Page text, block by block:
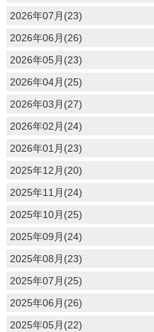
2026年07月(23)
2026年06月(26)
2026年05月(23)
2026年04月(25)
2026年03月(27)
2026年02月(24)
2026年01月(23)
2025年12月(20)
2025年11月(24)
2025年10月(25)
2025年09月(24)
2025年08月(23)
2025年07月(25)
2025年06月(26)
2025年05月(22)